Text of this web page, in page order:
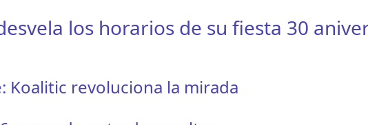
los horarios de su fiesta 30
Koalitic revoluciona la mirada